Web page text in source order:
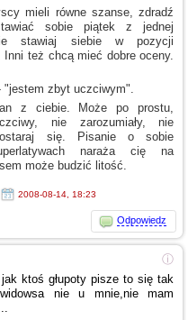
mieli równe szanse, zdradź
sobie piątekz jednej
stawiaj siebiew pozycji
Inni też chcą mieć dobre oceny.
zbyt uczciwym".
z ciebie. Może po prostu,
nie zarozumiały, nie
się. Pisanieo sobie
naraża cię na
może budzić litość.
2008-08-14, 18:23
Odpowiedz
ⓘ
jak ktoś głupoty pisze to się tak
widowsa nieu mnie,niemam